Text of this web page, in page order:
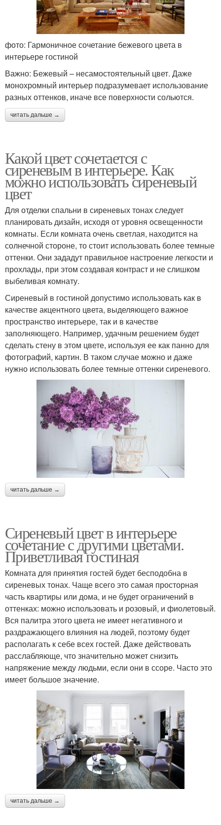
фото: Гармоничное сочетание бежевого цвета в
интерьере гостиной
Важно: Бежевый – несамостоятельный цвет. Даже
монохромный интерьер подразумевает использование
разных оттенков, иначе все поверхности сольются.
читать дальше →
Какой цвет сочетается с
сиреневым в интерьере. Как
можно использовать сиреневый
цвет
Для отделки спальни в сиреневых тонах следует
планировать дизайн, исходя от уровня освещенности
комнаты. Если комната очень светлая, находится на
солнечной стороне, то стоит использовать более темные
оттенки. Они зададут правильное настроение легкости и
прохлады, при этом создавая контраст и не слишком
выбеливая комнату.
Сиреневый в гостиной допустимо использовать как в
качестве акцентного цвета, выделяющего важное
пространство интерьере, так и в качестве
заполняющего. Например, удачным решением будет
сделать стену в этом цвете, используя ее как панно для
фотографий, картин. В таком случае можно и даже
нужно использовать более темные оттенки сиреневого.
читать дальше →
Сиреневый цвет в интерьере
сочетание с другими цветами.
Приветливая гостиная
Комната для принятия гостей будет бесподобна в
сиреневых тонах. Чаще всего это самая просторная
часть квартиры или дома, и не будет ограничений в
оттенках: можно использовать и розовый, и фиолетовый.
Вся палитра этого цвета не имеет негативного и
раздражающего влияния на людей, поэтому будет
располагать к себе всех гостей. Даже действовать
расслабляюще, что значительно может снизить
напряжение между людьми, если они в ссоре. Часто это
имеет большое значение.
читать дальше →